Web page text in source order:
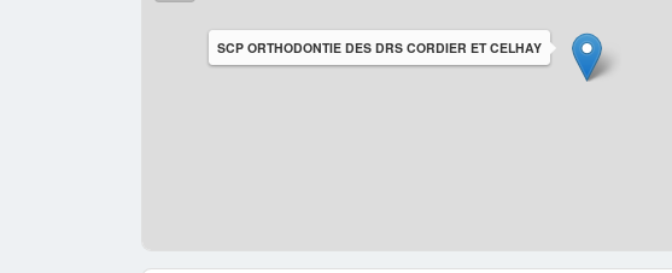
SCP ORTHODONTIE DES DRS CORDIER ET CELHAY